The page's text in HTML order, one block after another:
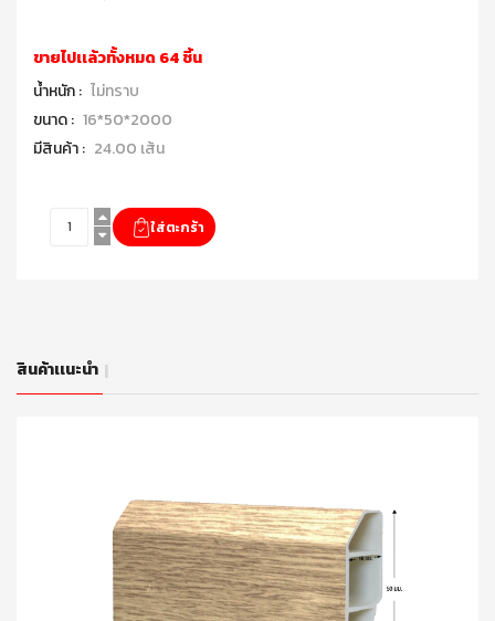
ขายไปเเล้วทั้งหมด 64 ชิ้น
น้ำหนัก : ไม่ทราบ
ขนาด : 16*50*2000
มีสินค้า : 24.00 เส้น
สินค้าเเนะนำ